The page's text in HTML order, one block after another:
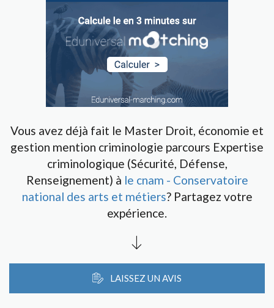
Vous avez déjà fait le Master Droit, économie et
gestion mention criminologie parcours Expertise
criminologique (Sécurité, Défense,
Renseignement) à le cnam - Conservatoire
national des arts et métiers? Partagez votre
expérience.
LAISSEZ UN AVIS